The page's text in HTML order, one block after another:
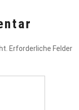
Erforderliche Felder